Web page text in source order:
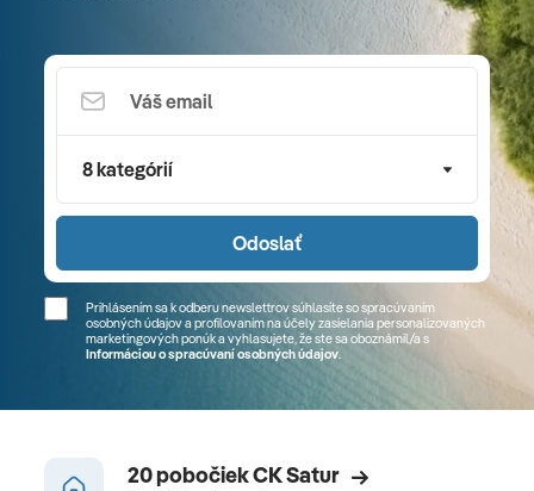
8 kategórií
Odoslať
Prihlásením sa k odberu newslettrov súhlasíte so spracúvaním
osobných údajov a profilovaním na účely zasielania personalizovaných
marketingových ponúk a vyhlasujete, že ste sa oboznámil/a s
Informáciou o spracúvaní osobných údajov.
20 pobočiek CK Satur